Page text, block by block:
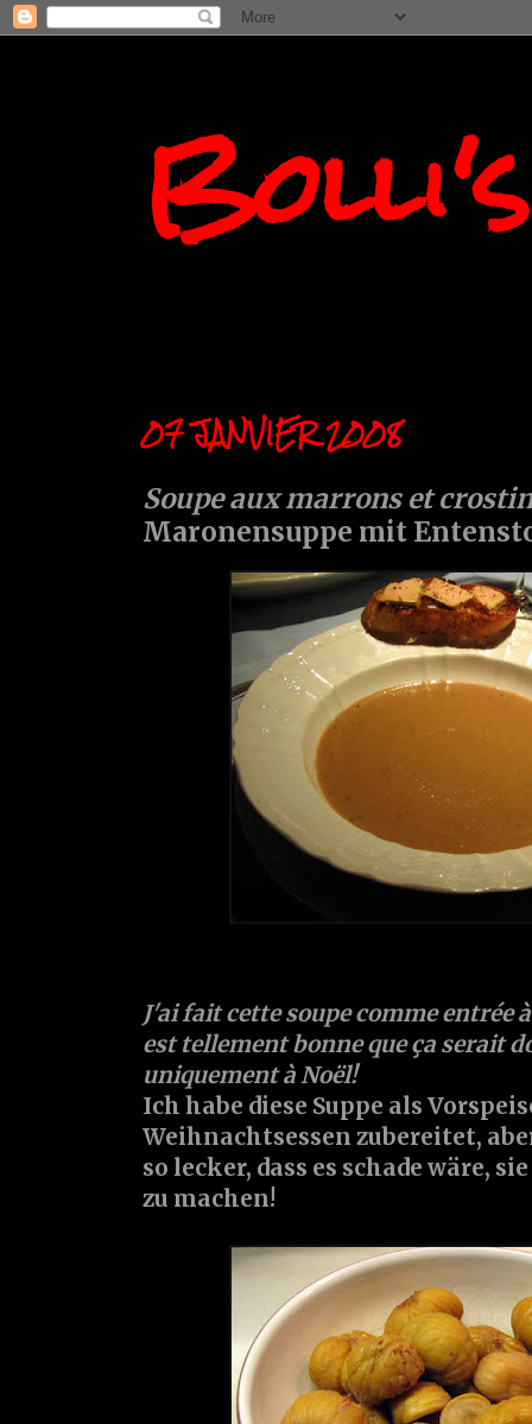
07 JANVIER 2008
Soupe aux marrons et
Maronensuppe mit
J'ai fait cette soupe comme entrée
est tellement bonne que ça serait
uniquement à Noël!
Ich habe diese Suppe als
Weihnachtsessen zubereitet,
so lecker, dass es schade wäre,
zu machen!